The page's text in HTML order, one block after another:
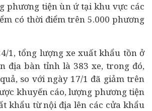
phương tiện ùn ứ tại khu vực các
có thời điểm trên 5.000 phương
1, tổng lượng xe xuất khẩu tồn ở
địa bàn tỉnh là 383 xe, trong đó,
so với ngày 17/1 đã giảm trên
khuyến cáo, lượng phương tiện
khẩu từ nội địa lên các cửa khẩu